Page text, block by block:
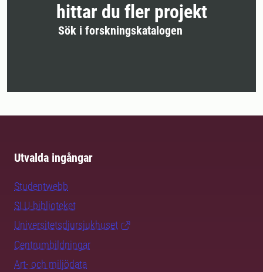
hittar du fler projekt
Sök i forskningskatalogen
Utvalda ingångar
Studentwebb
SLU-biblioteket
Universitetsdjursjukhuset
Centrumbildningar
Art- och miljödata